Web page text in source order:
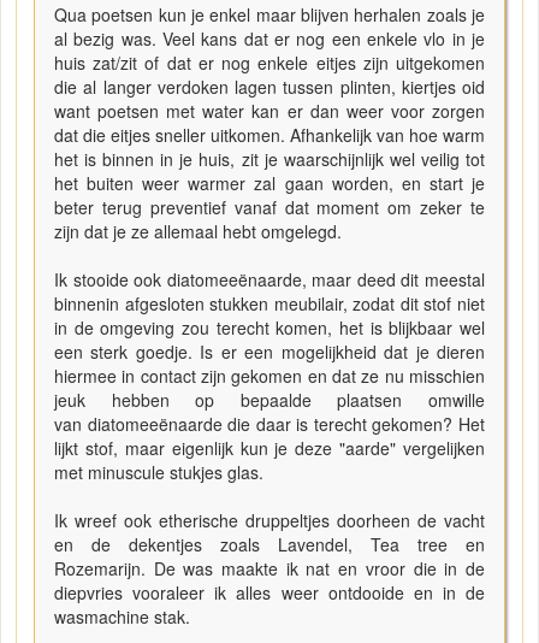
Qua poetsen kun je enkel maar blijven herhalen zoals je
al bezig was. Veel kans dat er nog een enkele vlo in je
huis zat/zit of dat er nog enkele eitjes zijn uitgekomen
die al langer verdoken lagen tussen plinten, kiertjes oid
want poetsen met water kan er dan weer voor zorgen
dat die eitjes sneller uitkomen. Afhankelijk van hoe warm
het is binnen in je huis, zit je waarschijnlijk wel veilig tot
het buiten weer warmer zal gaan worden, en start je
beter terug preventief vanaf dat moment om zeker te
zijn dat je ze allemaal hebt omgelegd.
Ik stooide ook diatomeeënaarde, maar deed dit meestal
binnenin afgesloten stukken meubilair, zodat dit stof niet
in de omgeving zou terecht komen, het is blijkbaar wel
een sterk goedje. Is er een mogelijkheid dat je dieren
hiermee in contact zijn gekomen en dat ze nu misschien
jeuk hebben op bepaalde plaatsen omwille
van diatomeeënaarde die daar is terecht gekomen? Het
lijkt stof, maar eigenlijk kun je deze "aarde" vergelijken
met minuscule stukjes glas.
Ik wreef ook etherische druppeltjes doorheen de vacht
en de dekentjes zoals Lavendel, Tea tree en
Rozemarijn. De was maakte ik nat en vroor die in de
diepvries vooraleer ik alles weer ontdooide en in de
wasmachine stak.